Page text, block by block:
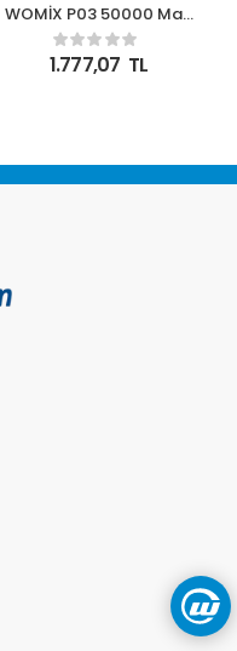
WOMİX P03 50000 Mah
Powerbank Solar
1.777,07 TL